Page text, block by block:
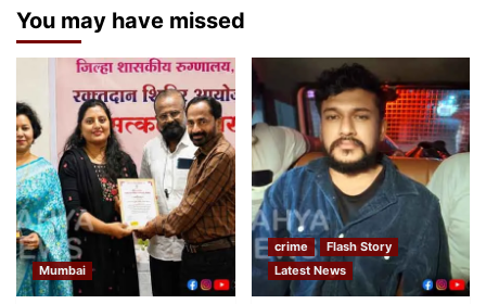
You may have missed
Mumbai
crime
Flash Story
Latest News